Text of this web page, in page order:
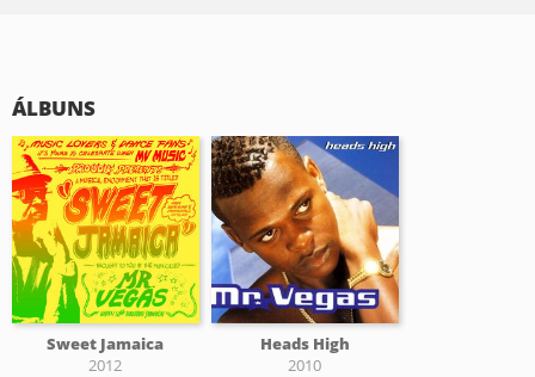
ÁLBUNS
Sweet Jamaica
2012
Heads High
2010